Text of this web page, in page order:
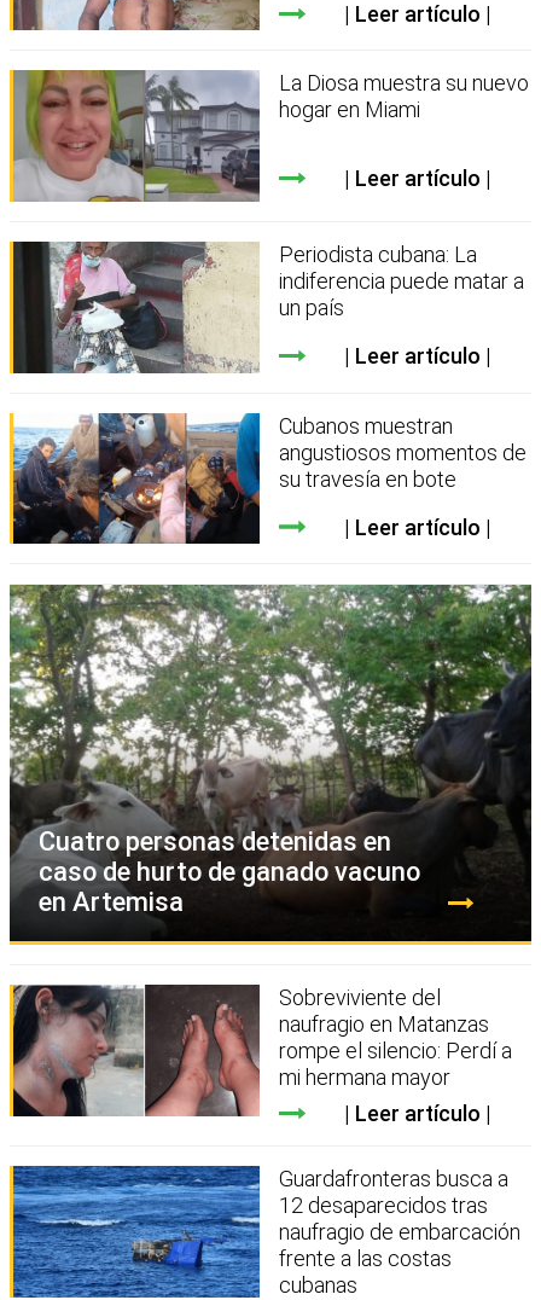
Leer artículo
La Diosa muestra su nuevo
hogar en Miami
Leer artículo
Periodista cubana: La
indiferencia puede matar a
un país
Leer artículo
Cubanos muestran
angustiosos momentos de
su travesía en bote
Leer artículo
Cuatro personas detenidas en
caso de hurto de ganado vacuno
en Artemisa
Sobreviviente del
naufragio en Matanzas
rompe el silencio: Perdí a
mi hermana mayor
Leer artículo
Guardafronteras busca a
12 desaparecidos tras
naufragio de embarcación
frente a las costas
cubanas